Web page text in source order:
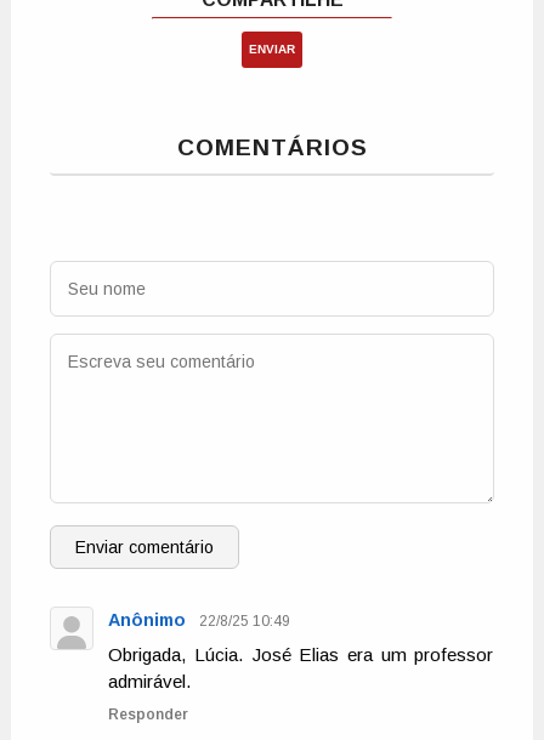
ENVIAR
COMENTÁRIOS
Enviar comentário
Anônimo 22/8/25 10:49
Obrigada, Lúcia. José Elias era um professor
admirável.
Responder